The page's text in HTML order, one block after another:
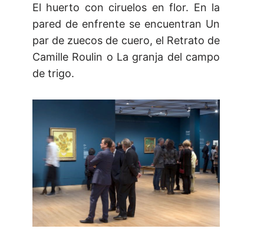
El huerto con ciruelos en flor. En la
pared de enfrente se encuentran Un
par de zuecos de cuero, el Retrato de
Camille Roulin o La granja del campo
de trigo.